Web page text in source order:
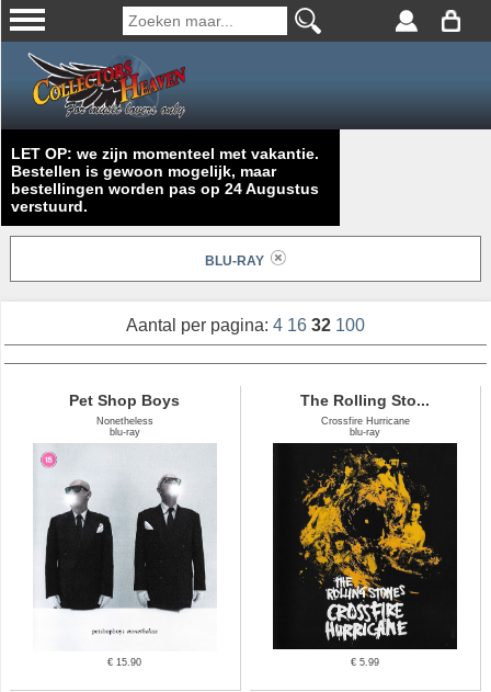
LET OP: we zijn momenteel met vakantie.
Bestellen is gewoon mogelijk, maar
bestellingen worden pas op 24 Augustus
verstuurd.
BLU-RAY
Aantal per pagina: 4 16 32 100
Pet Shop Boys
Nonetheless
blu-ray
€ 15.90
The Rolling Sto...
Crossfire Hurricane
blu-ray
€ 5.99